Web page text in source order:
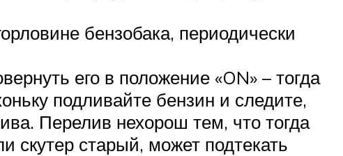
бензобака, периодически
его в положение «ON» – тогда
подливайте бензин и следите,
Перелив нехорош тем, что тогда
скутер старый, может подтекать